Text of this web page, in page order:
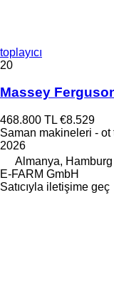
toplayıcı
20
Massey
468.800 TL €8.529
Saman makineleri - ot
2026
Almanya, Hamburg
E-FARM GmbH
Satıcıyla iletişime geç